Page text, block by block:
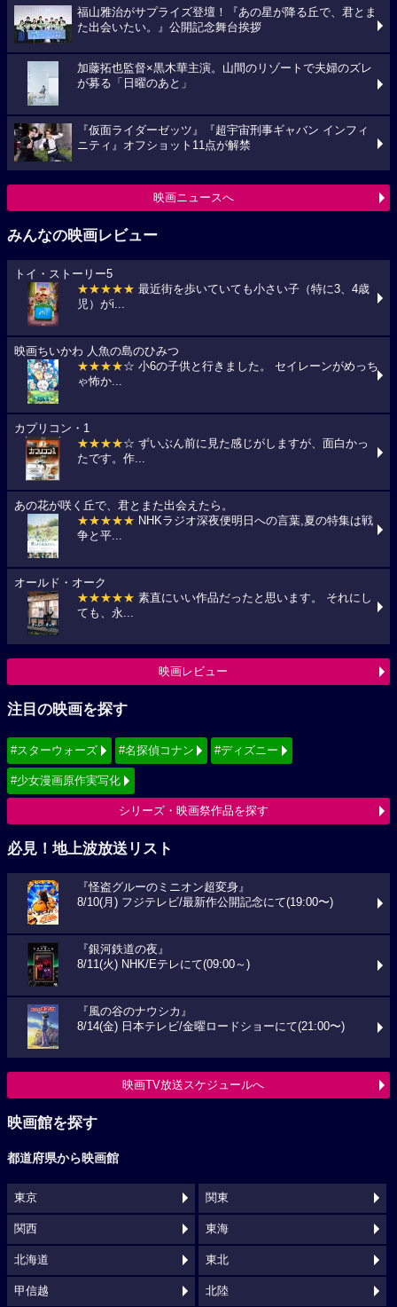
福山雅治がサプライズ登壇！『あの星が降る丘で、君とま
た出会いたい。』公開記念舞台挨拶
加藤拓也監督×黒木華主演。山間のリゾートで夫婦のズレ
が募る「日曜のあと」
『仮面ライダーゼッツ』『超宇宙刑事ギャバン インフィ
ニティ』オフショット11点が解禁
映画ニュースへ
みんなの映画レビュー
トイ・ストーリー5
★★★★★ 最近街を歩いていても小さい子（特に3、4歳
児）がi...
映画ちいかわ 人魚の島のひみつ
★★★★☆ 小6の子供と行きました。 セイレーンがめっち
ゃ怖か...
カプリコン・1
★★★★☆ ずいぶん前に見た感じがしますが、面白かっ
たです。作...
あの花が咲く丘で、君とまた出会えたら。
★★★★★ NHKラジオ深夜便明日への言葉,夏の特集は戦
争と平...
オールド・オーク
★★★★★ 素直にいい作品だったと思います。 それにし
ても、永...
映画レビュー
注目の映画を探す
#スターウォーズ #名探偵コナン #ディズニー
#少女漫画原作実写化
シリーズ・映画祭作品を探す
必見！地上波放送リスト
『怪盗グルーのミニオン超変身』
8/10(月) フジテレビ/最新作公開記念にて(19:00〜)
『銀河鉄道の夜』
8/11(火) NHK/Eテレにて(09:00～)
『風の谷のナウシカ』
8/14(金) 日本テレビ/金曜ロードショーにて(21:00〜)
映画TV放送スケジュールへ
映画館を探す
都道府県から映画館
東京 関東
関西 東海
北海道 東北
甲信越 北陸